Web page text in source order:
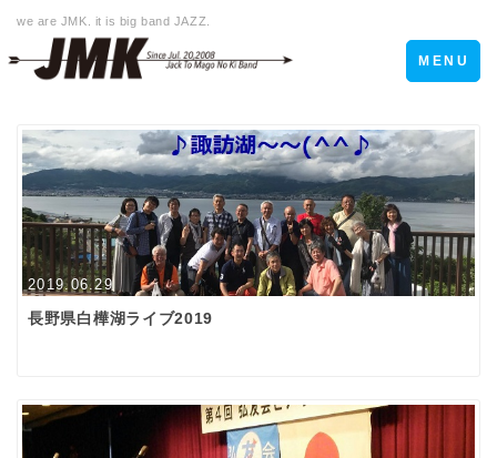
we are JMK. it is big band JAZZ.
Toggle
navigation
MENU
2019.06.29
長野県白樺湖ライブ2019